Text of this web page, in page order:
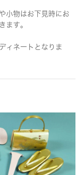
小物はお下見時にお
ます。
ィネートとなりま